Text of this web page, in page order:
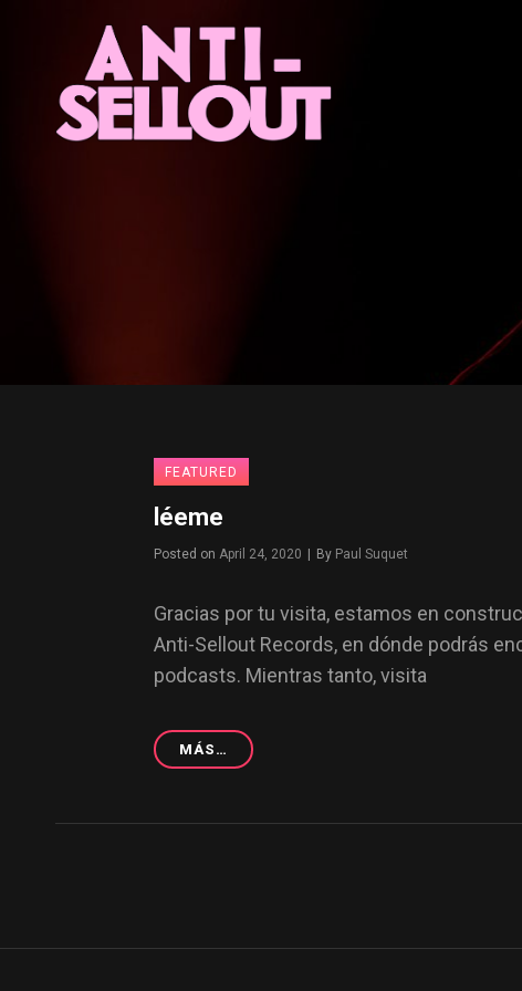
FEATURED
léeme
Posted onApril 24, 2020 By Byline
Paul Suquet
Gracias por tu visita, estamos en
Anti-Sellout Records, en dónde podrás
podcasts. Mientras tanto, visita
MÁS… LÉEME